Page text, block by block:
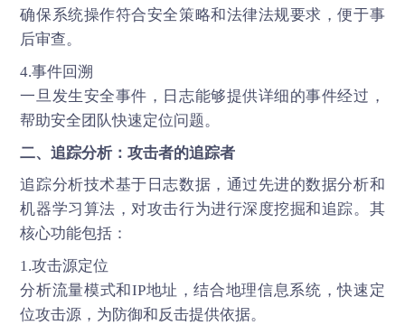
确保系统操作符合安全策略和法律法规要求，便于事
后审查。
4.事件回溯
一旦发生安全事件，日志能够提供详细的事件经过，
帮助安全团队快速定位问题。
二、追踪分析：攻击者的追踪者
追踪分析技术基于日志数据，通过先进的数据分析和
机器学习算法，对攻击行为进行深度挖掘和追踪。其
核心功能包括：
1.攻击源定位
分析流量模式和IP地址，结合地理信息系统，快速定
位攻击源，为防御和反击提供依据。